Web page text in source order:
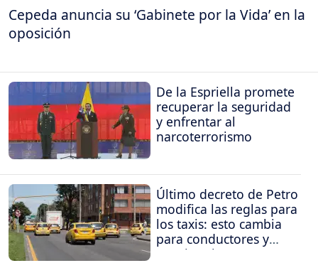
Cepeda anuncia su ‘Gabinete por la Vida’ en la
oposición
De la Espriella promete
recuperar la seguridad
y enfrentar al
narcoterrorismo
Último decreto de Petro
modifica las reglas para
los taxis: esto cambia
para conductores y
propietarios